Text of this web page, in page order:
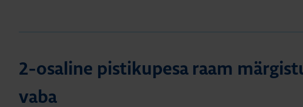
2-osa­line pis­ti­ku­pesa raam
vaba